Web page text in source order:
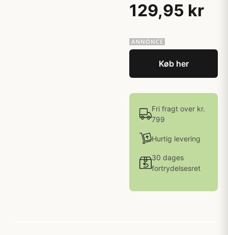
129,95 kr
Køb her
Fri fragt over kr.
799
Hurtig levering
30 dages
fortrydelsesret